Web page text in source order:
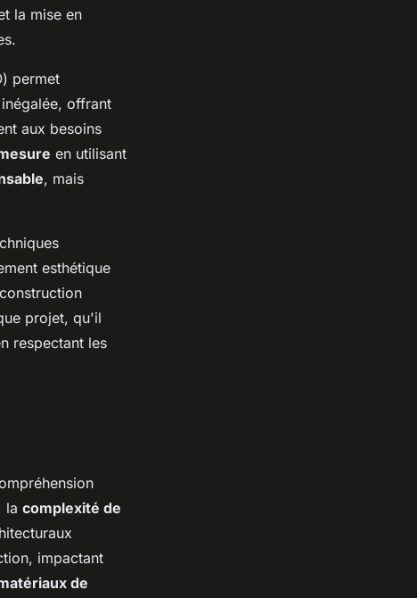
la mise en
permet
offrant
aux besoins
en utilisant
, mais
esthétique
projet, qu'il
respectant les
la complexité de
impactant
de